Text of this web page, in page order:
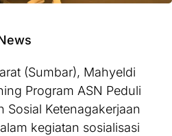
(Sumbar), Mahyeldi
Program ASN Peduli
Sosial Ketenagakerjaan
kegiatan sosialisasi